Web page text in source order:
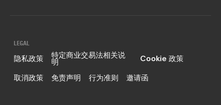
LEGAL
隐私政策 特定商业交易法相关说
明
Cookie 政策
取消政策
免责声明 行为准则 邀请函